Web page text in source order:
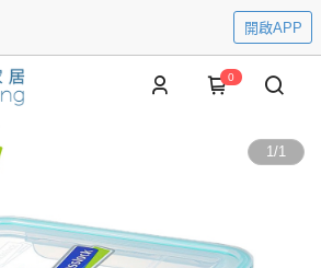
開啟APP
0
1/1